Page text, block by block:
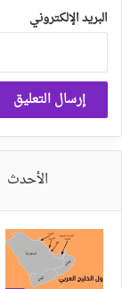
*
البريد الإلكتروني
الأحدث